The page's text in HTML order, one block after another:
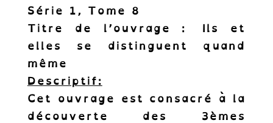
Série 1, Tome 8
Titre de l’ouvrage : Ils et
elles se distinguent quand
même
Descriptif:
Cet ouvrage est consacré à la
découverte des 3èmes